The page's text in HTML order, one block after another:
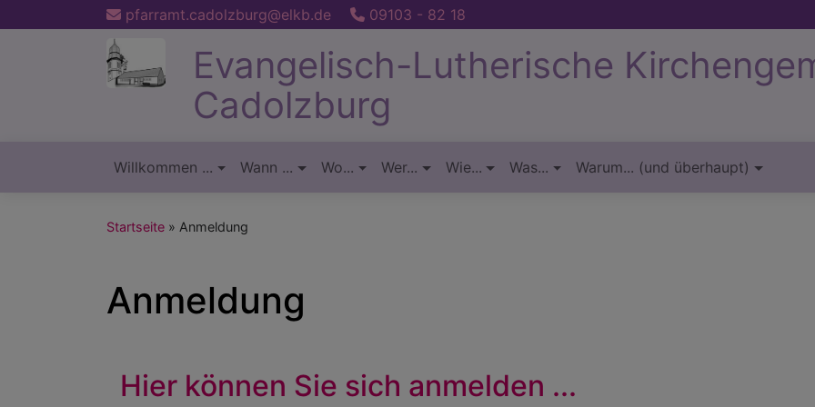
zum
pfarramt.cadolzburg@elkb.de 09103 - 82 18
Evangelisch-Lutherische
Cadolzburg
Hauptnavigation
Willkommen ... Wann ... Wo... Wer... Wie... Was... Warum... (und überhaupt)
Startseite Anmeldung
Anmeldung
Hier können Sie sich anmelden ...